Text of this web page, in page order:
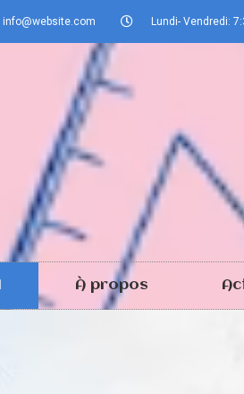
info@website.com Lundi- Vendredi:
À propos